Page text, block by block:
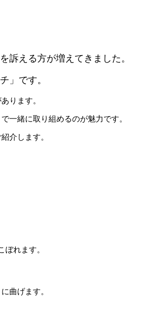
訴える方が増えてきました。
」です。
ります。
一緒に取り組めるのが魅力です。
介します。
れます。
曲げます。